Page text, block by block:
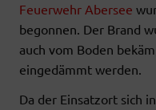
Feuerwehr Abersee
begonnen. Der Brand
auch vom Boden
eingedämmt werden.
Da der Einsatzort sich